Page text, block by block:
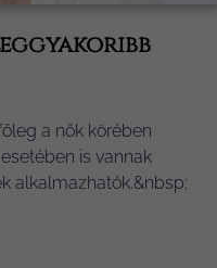
a nők körében
is vannak
alkalmazhatók.&nbsp;